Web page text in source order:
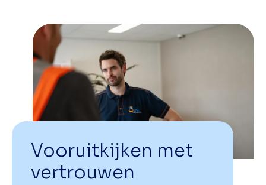
Vooruitkijken met
vertrouwen